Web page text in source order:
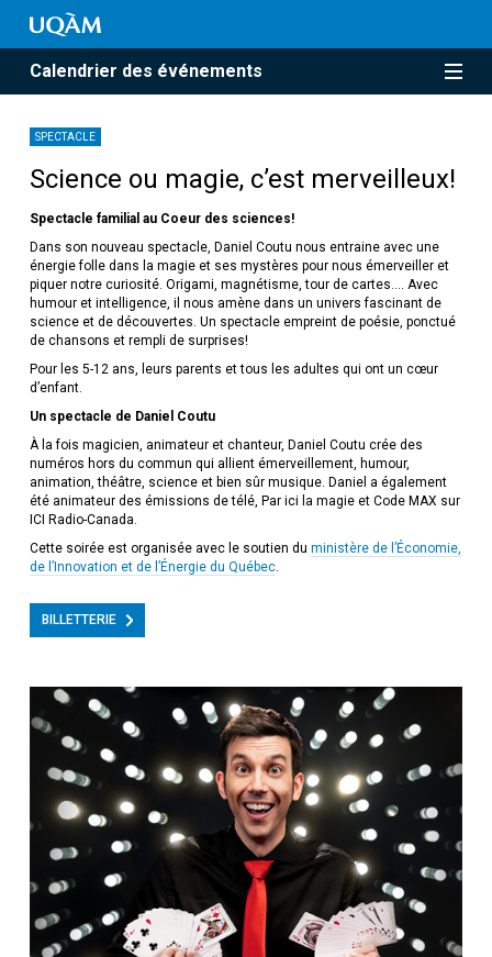
Calendrier des événements
SPECTACLE
Science ou magie, c’est merveilleux!
Spectacle familial au Coeur des sciences!
Dans son nouveau spectacle, Daniel Coutu nous entraine avec une
énergie folle dans la magie et ses mystères pour nous émerveiller et
piquer notre curiosité. Origami, magnétisme, tour de cartes…. Avec
humour et intelligence, il nous amène dans un univers fascinant de
science et de découvertes. Un spectacle empreint de poésie, ponctué
de chansons et rempli de surprises!
Pour les 5-12 ans, leurs parents et tous les adultes qui ont un cœur
d’enfant.
Un spectacle de Daniel Coutu
À la fois magicien, animateur et chanteur, Daniel Coutu crée des
numéros hors du commun qui allient émerveillement, humour,
animation, théâtre, science et bien sûr musique. Daniel a également
été animateur des émissions de télé, Par ici la magie et Code MAX sur
ICI Radio-Canada.
Cette soirée est organisée avec le soutien du ministère de l’Économie,
de l’Innovation et de l’Énergie du Québec.
BILLETTERIE